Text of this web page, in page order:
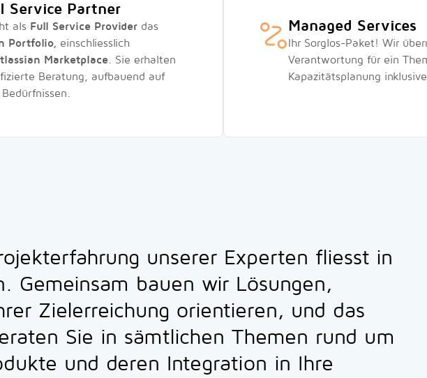
Service Partner
als Full Service Provider das
Portfolio, einschliesslich
Marketplace. Sie erhalten
Beratung, aufbauend auf
Managed Services
Ihr Sorglos-Paket! Wir
Verantwortung für ein
Kapazitätsplanung
unserer Experten fliesst in
Gemeinsam bauen wir Lösungen,
Zielerreichung orientieren, und das
Sie in sämtlichen Themen rund um
und deren Integration in Ihre